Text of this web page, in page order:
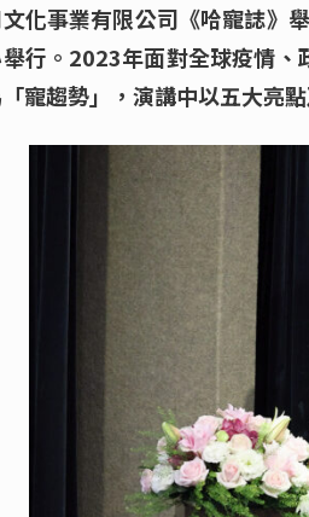
化事業有限公司《哈寵誌》
行。2023年面對全球疫情
寵趨勢」，演講中以五大亮